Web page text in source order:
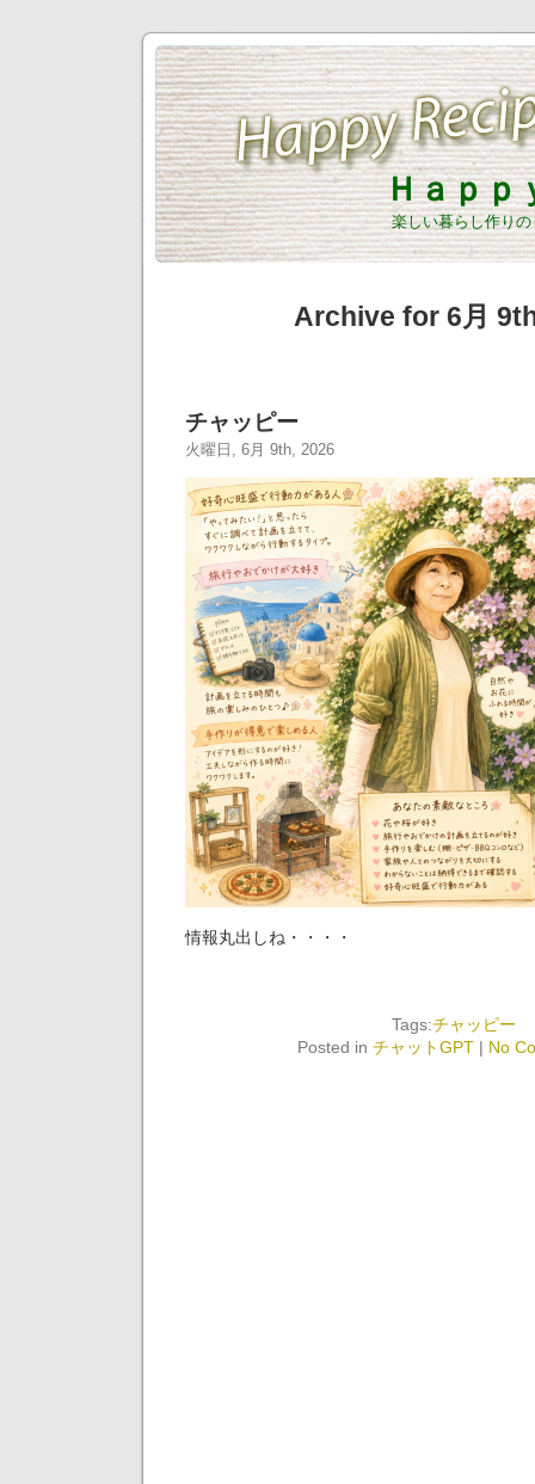
Ｈａｐ
楽しい暮らし作り
Archive for 6月
チャッピー
火曜日, 6月 9th, 2026
情報丸出しね・・・・
Tags:チャッピー
Posted in チャットGPT| No